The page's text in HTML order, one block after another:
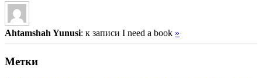
Ahtamshah Yunusi: к записи I need a book »
Метки